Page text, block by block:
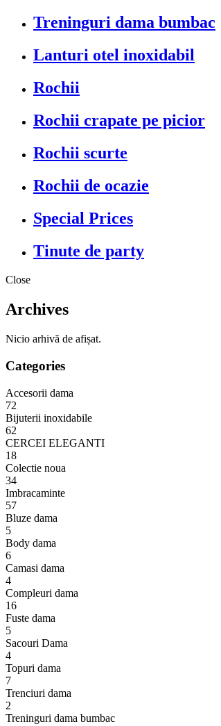
Treninguri dama bumbac
Lanturi otel inoxidabil
Rochii
Rochii crapate pe picior
Rochii scurte
Rochii de ocazie
Special Prices
Tinute de party
Close
Archives
Nicio arhivă de afișat.
Categories
Accesorii dama
72
Bijuterii inoxidabile
62
CERCEI ELEGANTI
18
Colectie noua
34
Imbracaminte
57
Bluze dama
5
Body dama
6
Camasi dama
4
Compleuri dama
16
Fuste dama
5
Sacouri Dama
4
Topuri dama
7
Trenciuri dama
2
Treninguri dama bumbac